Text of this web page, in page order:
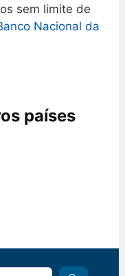
sem limite de
Nacional da
países